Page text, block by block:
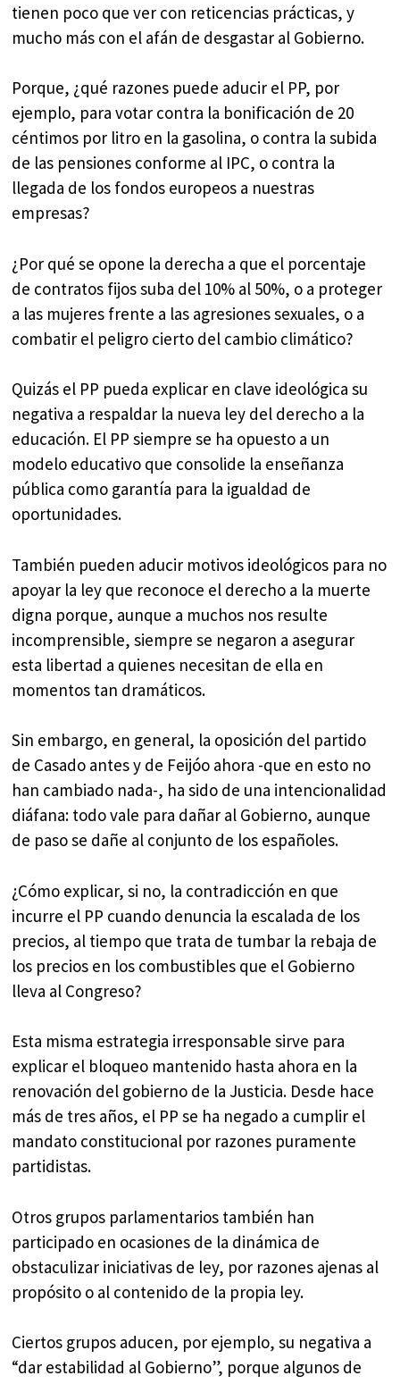
tienen poco que ver con reticencias prácticas, y
mucho más con el afán de desgastar al Gobierno.
Porque, ¿qué razones puede aducir el PP, por
ejemplo, para votar contra la bonificación de 20
céntimos por litro en la gasolina, o contra la subida
de las pensiones conforme al IPC, o contra la
llegada de los fondos europeos a nuestras
empresas?
¿Por qué se opone la derecha a que el porcentaje
de contratos fijos suba del 10% al 50%, o a proteger
a las mujeres frente a las agresiones sexuales, o a
combatir el peligro cierto del cambio climático?
Quizás el PP pueda explicar en clave ideológica su
negativa a respaldar la nueva ley del derecho a la
educación. El PP siempre se ha opuesto a un
modelo educativo que consolide la enseñanza
pública como garantía para la igualdad de
oportunidades.
También pueden aducir motivos ideológicos para no
apoyar la ley que reconoce el derecho a la muerte
digna porque, aunque a muchos nos resulte
incomprensible, siempre se negaron a asegurar
esta libertad a quienes necesitan de ella en
momentos tan dramáticos.
Sin embargo, en general, la oposición del partido
de Casado antes y de Feijóo ahora -que en esto no
han cambiado nada-, ha sido de una intencionalidad
diáfana: todo vale para dañar al Gobierno, aunque
de paso se dañe al conjunto de los españoles.
¿Cómo explicar, si no, la contradicción en que
incurre el PP cuando denuncia la escalada de los
precios, al tiempo que trata de tumbar la rebaja de
los precios en los combustibles que el Gobierno
lleva al Congreso?
Esta misma estrategia irresponsable sirve para
explicar el bloqueo mantenido hasta ahora en la
renovación del gobierno de la Justicia. Desde hace
más de tres años, el PP se ha negado a cumplir el
mandato constitucional por razones puramente
partidistas.
Otros grupos parlamentarios también han
participado en ocasiones de la dinámica de
obstaculizar iniciativas de ley, por razones ajenas al
propósito o al contenido de la propia ley.
Ciertos grupos aducen, por ejemplo, su negativa a
“dar estabilidad al Gobierno”, porque algunos de